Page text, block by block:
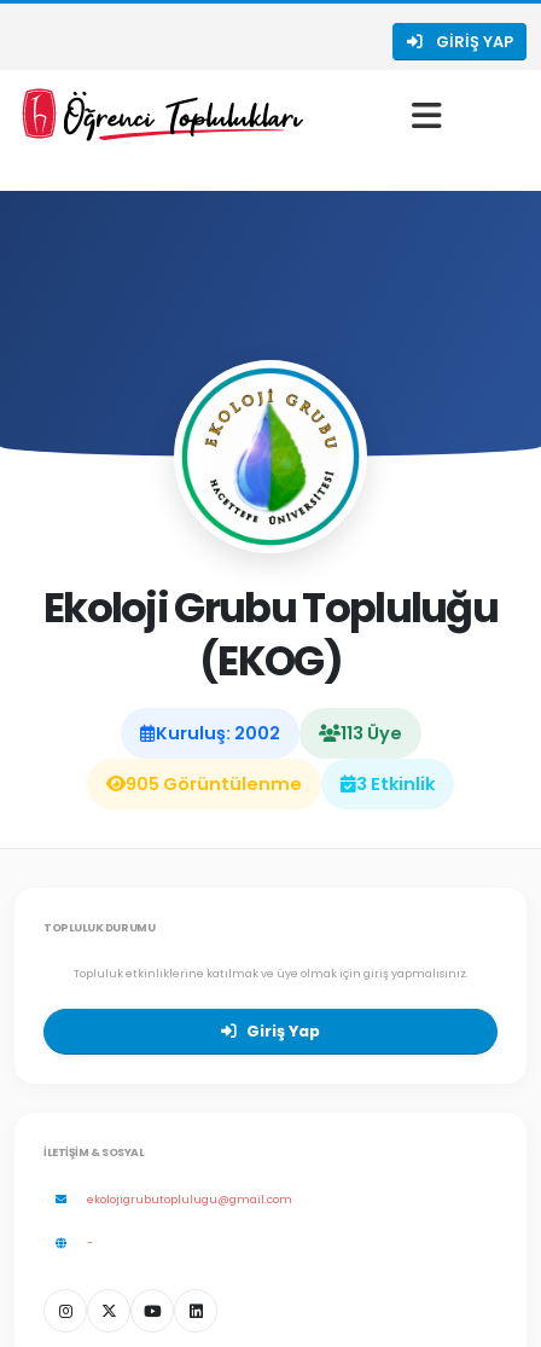
GIRIŞ YAP
Ekoloji Grubu Topluluğu
(EKOG)
Kuruluş: 2002 113 Üye
905 Görüntülenme 3 Etkinlik
TOPLULUK DURUMU
Topluluk etkinliklerine katılmak ve üye olmak için giriş yapmalısınız.
Giriş Yap
İLETIŞIM & SOSYAL
ekolojigrubutoplulugu@gmail.com
-